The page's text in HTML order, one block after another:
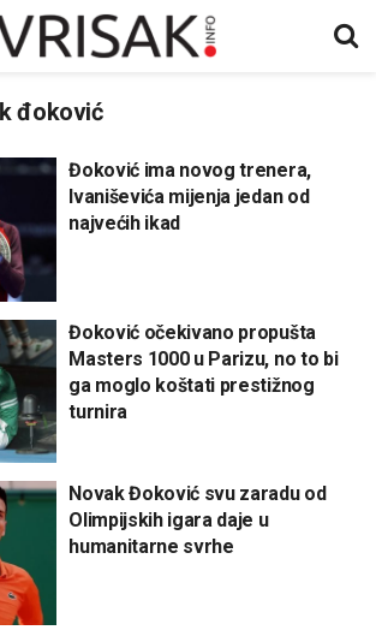
đoković
Đoković ima novog trenera,
Ivaniševića mijenja jedan od
najvećih ikad
Đoković očekivano propušta
Masters 1000 u Parizu, no to bi
ga moglo koštati prestižnog
turnira
Novak Đoković svu zaradu od
Olimpijskih igara daje u
humanitarne svrhe